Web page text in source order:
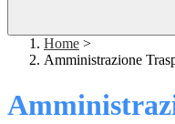
Home >
Amministrazione